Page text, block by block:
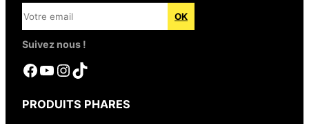
Suivez nous !
Facebook YouTube InstagramTikTok
PRODUITS PHARES